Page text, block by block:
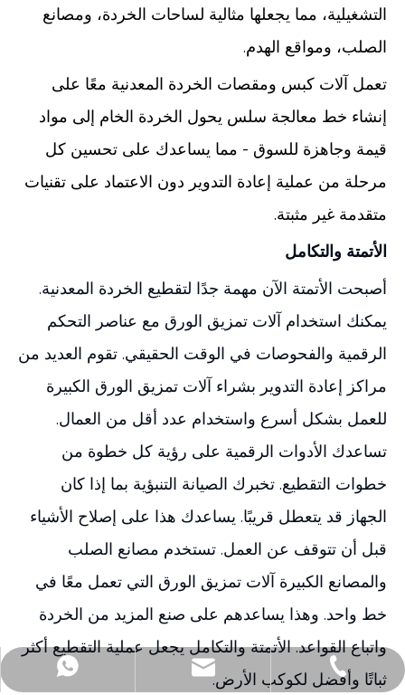
التشغيلية، مما يجعلها مثالية لساحات الخردة، ومصانع
الصلب، ومواقع الهدم.
تعمل آلات كبس ومقصات الخردة المعدنية معًا على
إنشاء خط معالجة سلس يحول الخردة الخام إلى مواد
قيمة وجاهزة للسوق - مما يساعدك على تحسين كل
مرحلة من عملية إعادة التدوير دون الاعتماد على تقنيات
متقدمة غير مثبتة.
الأتمتة والتكامل
أصبحت الأتمتة الآن مهمة جدًا لتقطيع الخردة المعدنية.
يمكنك استخدام آلات تمزيق الورق مع عناصر التحكم
الرقمية والفحوصات في الوقت الحقيقي. تقوم العديد من
مراكز إعادة التدوير بشراء آلات تمزيق الورق الكبيرة
للعمل بشكل أسرع واستخدام عدد أقل من العمال.
تساعدك الأدوات الرقمية على رؤية كل خطوة من
خطوات التقطيع. تخبرك الصيانة التنبؤية بما إذا كان
الجهاز قد يتعطل قريبًا. يساعدك هذا على إصلاح الأشياء
قبل أن تتوقف عن العمل. تستخدم مصانع الصلب
والمصانع الكبيرة آلات تمزيق الورق التي تعمل معًا في
خط واحد. وهذا يساعدهم على صنع المزيد من الخردة
واتباع القواعد. الأتمتة والتكامل يجعل عملية التقطيع أكثر
ثباتًا وأفضل لكوكب الأرض.+86-13771610978
andy@js-hhh.com
+86-13771610978